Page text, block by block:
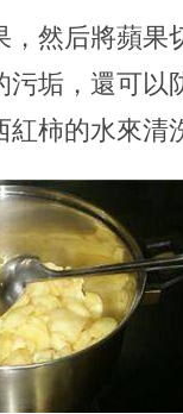
，然后將蘋果
污垢，還可以
柿的水來清